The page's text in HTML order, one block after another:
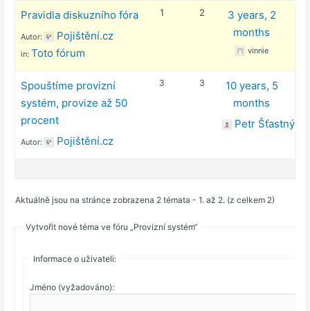
Pravidla diskuzního fóra
Autor: Pojištění.cz
in: Toto fórum
1 2
3 years, 2
months
vinnie
Spouštíme provizní
systém, provize až 50
procent
Autor: Pojištění.cz
3 3
10 years, 5
months
Petr Šťastný
Aktuálně jsou na stránce zobrazena 2 témata - 1. až 2. (z celkem 2)
Vytvořit nové téma ve fóru „Provizní systém“
Informace o uživateli:
Jméno (vyžadováno):